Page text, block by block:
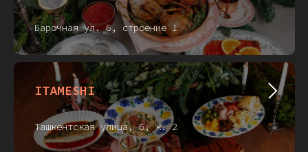
Барочная ул. 6, строение 1
ITAMESHI
Ташкентская улица, 6, к. 2